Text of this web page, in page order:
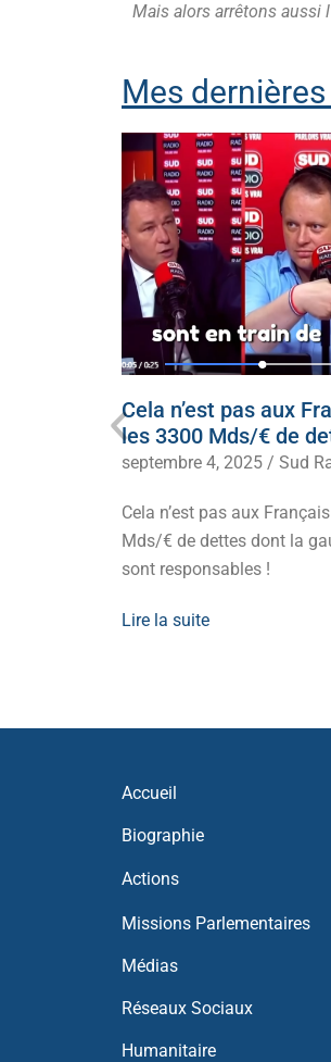
Mais alors arrêtons aussi
Mes
Cela n’est pas aux
les 3300 Mds/€ de
septembre 4, 2025 / Sud
Cela n’est pas aux
Mds/€ de dettes dont la
sont responsables !
Lire la suite
Accueil
Biographie
Actions
Missions Parlementaires
Médias
Réseaux Sociaux
Humanitaire